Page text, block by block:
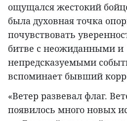
ощущался жестокий
была духовная точка
почувствовать
битве с неожиданными и
непредсказуемыми
вспоминает бывший
«Ветер развевал флаг.
появилось много новых